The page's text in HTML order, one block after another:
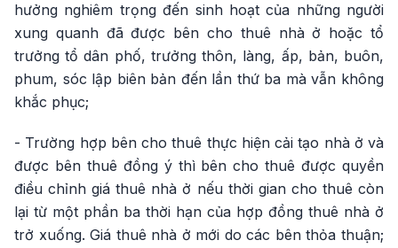
hưởng nghiêm trọng đến sinh hoạt của những người
xung quanh đã được bên cho thuê nhà ở hoặc tổ
trưởng tổ dân phố, trưởng thôn, làng, ấp, bản, buôn,
phum, sóc lập biên bản đến lần thứ ba mà vẫn không
khắc phục;
- Trường hợp bên cho thuê thực hiện cải tạo nhà ở và
được bên thuê đồng ý thì bên cho thuê được quyền
điều chỉnh giá thuê nhà ở nếu thời gian cho thuê còn
lại từ một phần ba thời hạn của hợp đồng thuê nhà ở
trở xuống. Giá thuê nhà ở mới do các bên thỏa thuận;